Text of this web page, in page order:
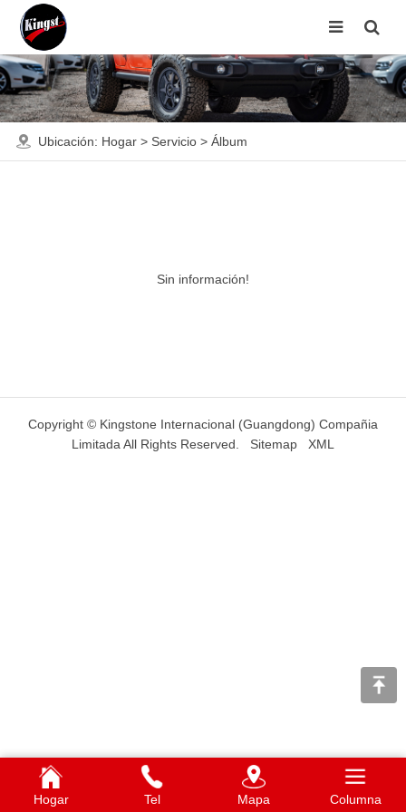
Ubicación: Hogar> Servicio> Álbum
Sin información!
Copyright © Kingstone Internacional (Guangdong) Compañia
Limitada All Rights Reserved. Sitemap XML
Hogar Tel Mapa Columna